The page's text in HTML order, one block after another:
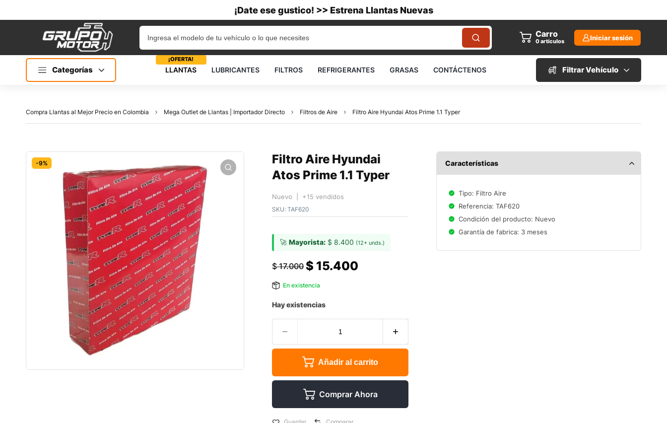
¡Date ese gustico! >> Estrena Llantas Nuevas
Carro
0artículos Iniciar sesión
Categorías LLANTAS
¡OFERTA!
LUBRICANTES FILTROS REFRIGERANTES GRASAS CONTÁCTENOS Filtrar Vehículo
Compra Llantas al Mejor Precio en Colombia Mega Outlet de Llantas | Importador Directo Filtros de Aire Filtro Aire Hyundai Atos Prime 1.1 Typer
-9%
Filtro Aire Hyundai
Atos Prime 1.1 Typer
Nuevo | +15 vendidos
SKU: TAF620
🚀 Mayorista: $ 8.400 (12+ unds.)
$17.000 $ 15.400
En existencia
Hay existencias
Añadir al carrito
Comprar Ahora
Características
Tipo: Filtro Aire
Referencia: TAF620
Condición del producto: Nuevo
Garantía de fabrica: 3 meses